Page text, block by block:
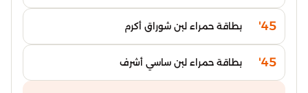
45' بطاقة حمراء لبن شوراق أكرم
45' بطاقة حمراء لبن ساسي أشرف